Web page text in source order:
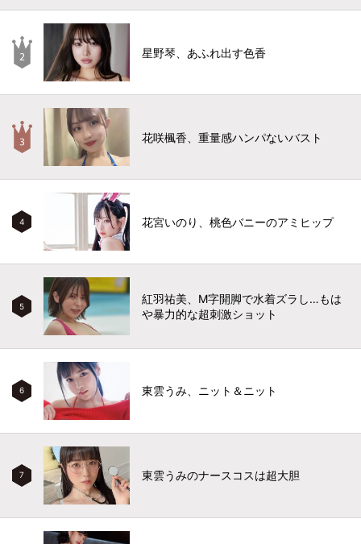
星野琴、あふれ出す色香
花咲楓香、重量感ハンパないバスト
4 花宮いのり、桃色バニーのアミヒップ
5
紅羽祐美、M字開脚で水着ズラし…もは
や暴力的な超刺激ショット
6 東雲うみ、ニット＆ニット
7 東雲うみのナースコスは超大胆